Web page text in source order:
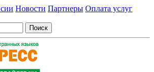
Новости Партнеры Оплата услуг